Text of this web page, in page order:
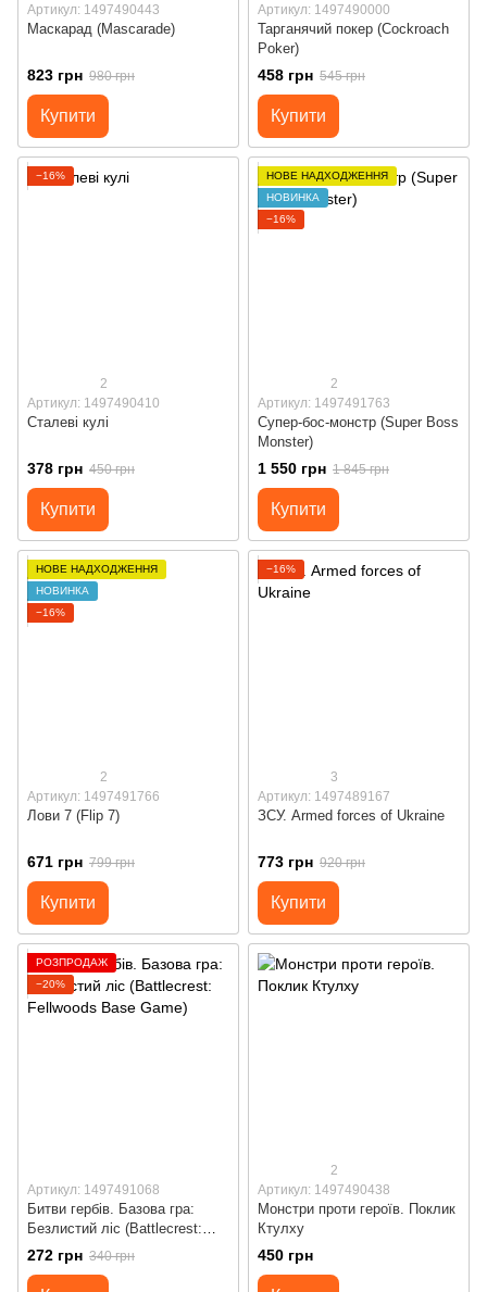
Артикул: 1497490443
Маскарад (Mascarade)
823 грн 980 грн
Купити
Артикул: 1497490000
Тарганячий покер (Cockroach
Poker)
458 грн 545 грн
Купити
−16%
2
Артикул: 1497490410
Сталеві кулі
378 грн 450 грн
Купити
НОВЕ НАДХОДЖЕННЯ
НОВИНКА
−16%
2
Артикул: 1497491763
Супер-бос-монстр (Super Boss
Monster)
1 550 грн 1 845 грн
Купити
НОВЕ НАДХОДЖЕННЯ
НОВИНКА
−16%
2
Артикул: 1497491766
Лови 7 (Flip 7)
671 грн 799 грн
Купити
−16%
3
Артикул: 1497489167
ЗСУ. Armed forces of Ukraine
773 грн 920 грн
Купити
РОЗПРОДАЖ
−20%
Артикул: 1497491068
Битви гербів. Базова гра:
Безлистий ліс (Battlecrest:
Fellwoods Base Game)
272 грн 340 грн
2
Артикул: 1497490438
Монстри проти героїв. Поклик
Ктулху
450 грн